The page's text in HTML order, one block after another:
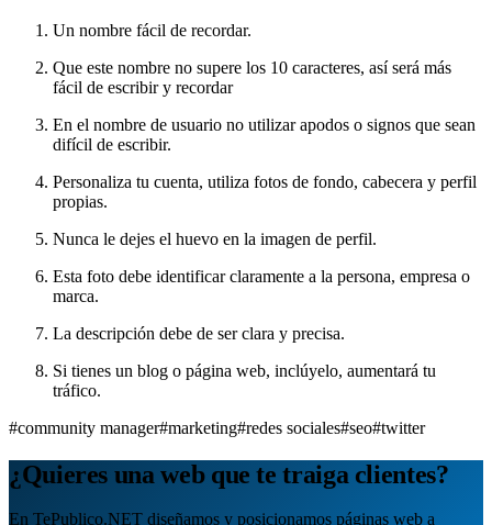
Un nombre fácil de recordar.
Que este nombre no supere los 10 caracteres, así será más
fácil de escribir y recordar
En el nombre de usuario no utilizar apodos o signos que sean
difícil de escribir.
Personaliza tu cuenta, utiliza fotos de fondo, cabecera y perfil
propias.
Nunca le dejes el huevo en la imagen de perfil.
Esta foto debe identificar claramente a la persona, empresa o
marca.
La descripción debe de ser clara y precisa.
Si tienes un blog o página web, inclúyelo, aumentará tu
tráfico.
#community manager#marketing#redes sociales#seo#twitter
¿Quieres una web que te traiga clientes?
En TePublico.NET diseñamos y posicionamos páginas web a